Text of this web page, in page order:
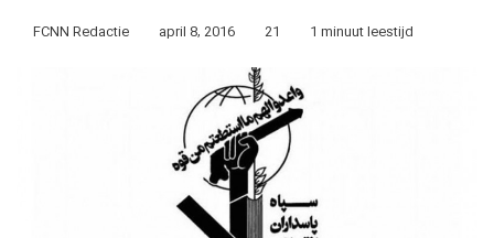
FCNN Redactie april 8, 2016 21 1 minuut leestijd